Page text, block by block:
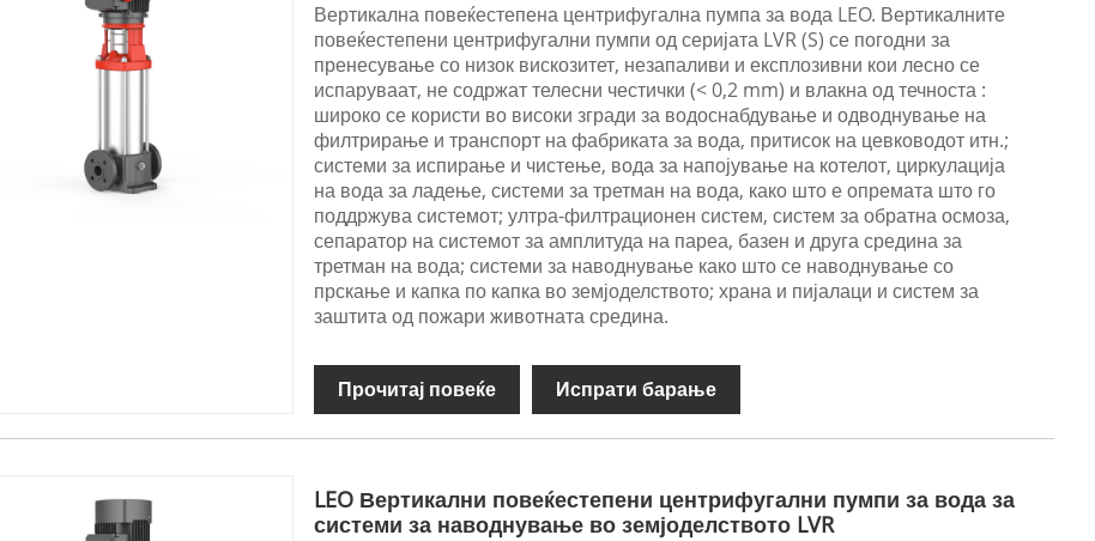
Вертикална повеќестепена центрифугална пумпа за вода LEO. Вертикалните
повеќестепени центрифугални пумпи од серијата LVR (S) се погодни за
пренесување со низок вискозитет, незапаливи и експлозивни кои лесно се
испаруваат, не содржат телесни честички (< 0,2 mm) и влакна од течноста :
широко се користи во високи згради за водоснабдување и одводнување на
филтрирање и транспорт на фабриката за вода, притисок на цевководот итн.;
системи за испирање и чистење, вода за напојување на котелот, циркулација
на вода за ладење, системи за третман на вода, како што е опремата што го
поддржува системот; ултра-филтрационен систем, систем за обратна осмоза,
сепаратор на системот за амплитуда на пареа, базен и друга средина за
третман на вода; системи за наводнување како што се наводнување со
прскање и капка по капка во земјоделството; храна и пијалаци и систем за
заштита од пожари животната средина.
Прочитај повеќе Испрати барање
LEO Вертикални повеќестепени центрифугални пумпи за вода за
системи за наводнување во земјоделството LVR